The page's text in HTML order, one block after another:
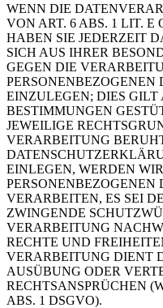
WENN DIE
VON ART. 6 ABS. 1 LIT. E
HABEN SIE JEDERZEIT
SICH AUS IHRER
GEGEN DIE
PERSONENBEZOGENEN
EINZULEGEN; DIES GILT
BESTIMMUNGEN
JEWEILIGE
VERARBEITUNG
EINLEGEN, WERDEN
PERSONENBEZOGENEN
VERARBEITEN, ES SEI
ZWINGENDE
VERARBEITUNG
RECHTE UND
VERARBEITUNG DIENT
AUSÜBUNG ODER
RECHTSANSPRÜCHEN
ABS. 1 DSGVO).